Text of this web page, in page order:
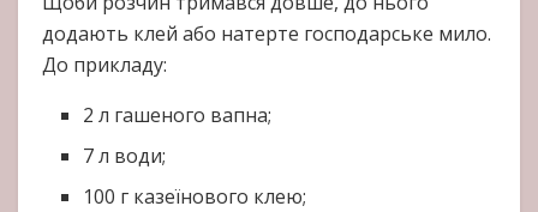
додають клей або натерте господарське мило.
До прикладу:
2 л гашеного вапна;
7 л води;
100 г казеїнового клею;